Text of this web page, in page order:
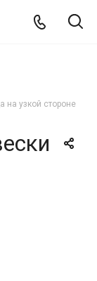
на узкой стороне